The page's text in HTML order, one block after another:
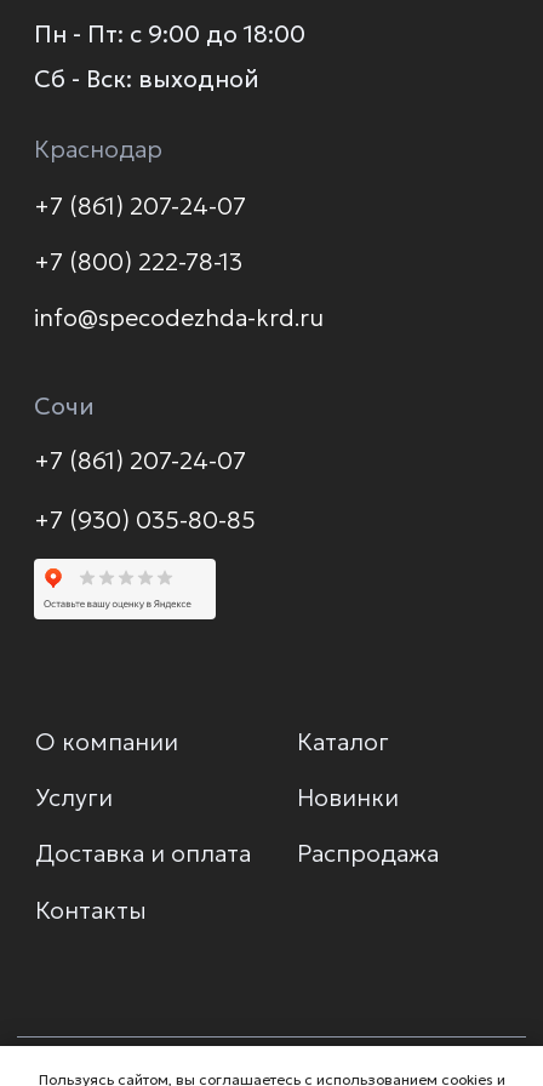
Пользуясь сайтом, вы соглашаетесь с использованием cookies и
О компании
Политика конфиденциальности
Доставка и оплата
Каталог